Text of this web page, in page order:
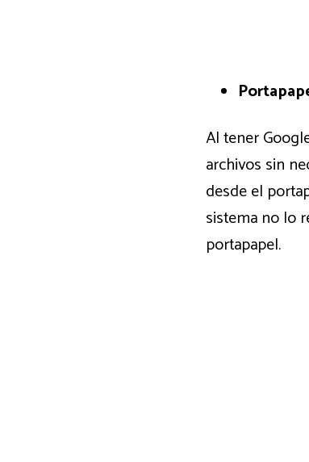
Al tener
archivos sin
desde el
sistema no lo
portapapel.